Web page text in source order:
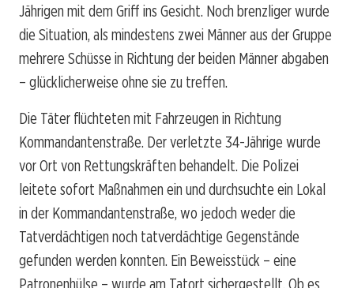
Jährigen mit dem Griff ins Gesicht. Noch brenzliger wurde
die Situation, als mindestens zwei Männer aus der Gruppe
mehrere Schüsse in Richtung der beiden Männer abgaben
– glücklicherweise ohne sie zu treffen.
Die Täter flüchteten mit Fahrzeugen in Richtung
Kommandantenstraße. Der verletzte 34-Jährige wurde
vor Ort von Rettungskräften behandelt. Die Polizei
leitete sofort Maßnahmen ein und durchsuchte ein Lokal
in der Kommandantenstraße, wo jedoch weder die
Tatverdächtigen noch tatverdächtige Gegenstände
gefunden werden konnten. Ein Beweisstück – eine
Patronenhülse – wurde am Tatort sichergestellt. Ob es